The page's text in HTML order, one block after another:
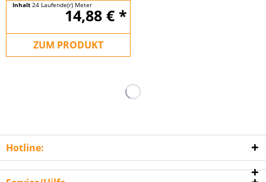
Inhalt24 Laufende(r) Meter
(0,62 € * / 1 Laufende(r) Meter)
14,88 € *
ZUM PRODUKT
Hotline: